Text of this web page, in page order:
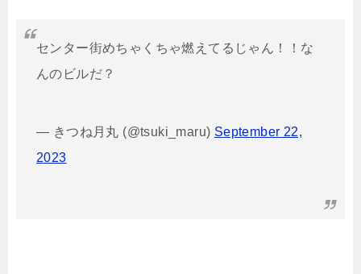
センター街めちゃくちゃ燃えてるじゃん！！な
んのビルだ？
— きつね月丸 (@tsuki_maru) September 22,
2023